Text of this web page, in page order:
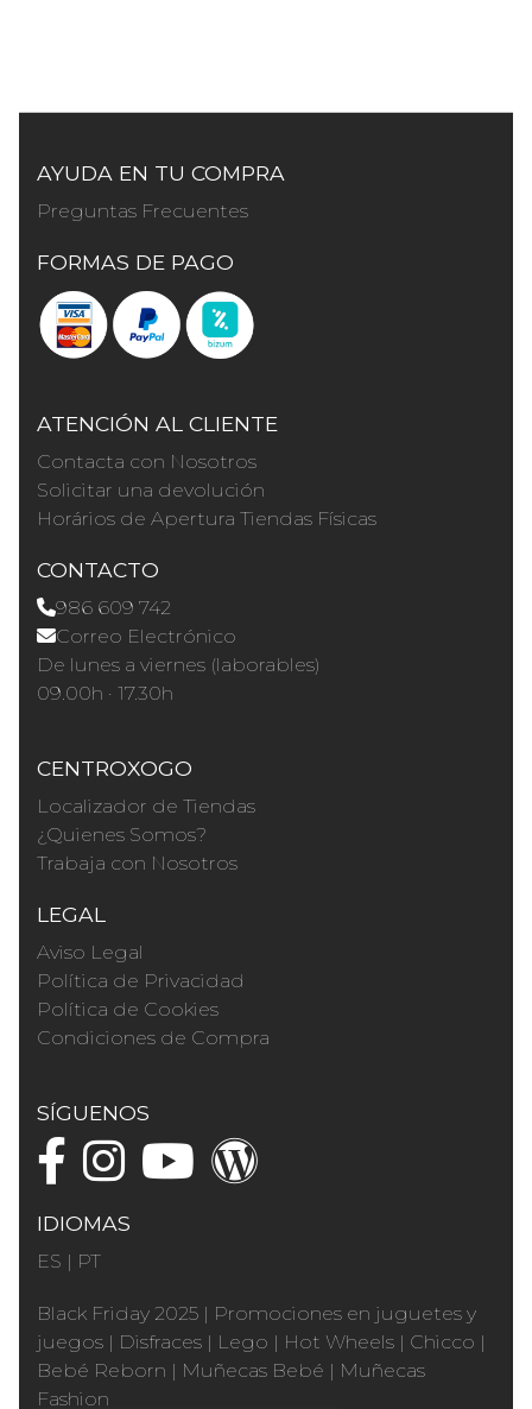
AYUDA EN TU COMPRA
Preguntas Frecuentes
FORMAS DE PAGO
ATENCIÓN AL CLIENTE
Contacta con Nosotros
Solicitar una devolución
Horários de Apertura Tiendas Físicas
CONTACTO
986 609 742
Correo Electrónico
De lunes a viernes (laborables)
09.00h · 17.30h
CENTROXOGO
Localizador de Tiendas
¿Quienes Somos?
Trabaja con Nosotros
LEGAL
Aviso Legal
Política de Privacidad
Política de Cookies
Condiciones de Compra
SÍGUENOS
IDIOMAS
ES | PT
Black Friday 2025 | Promociones en juguetes y
juegos | Disfraces | Lego | Hot Wheels | Chicco |
Bebé Reborn | Muñecas Bebé | Muñecas
Fashion